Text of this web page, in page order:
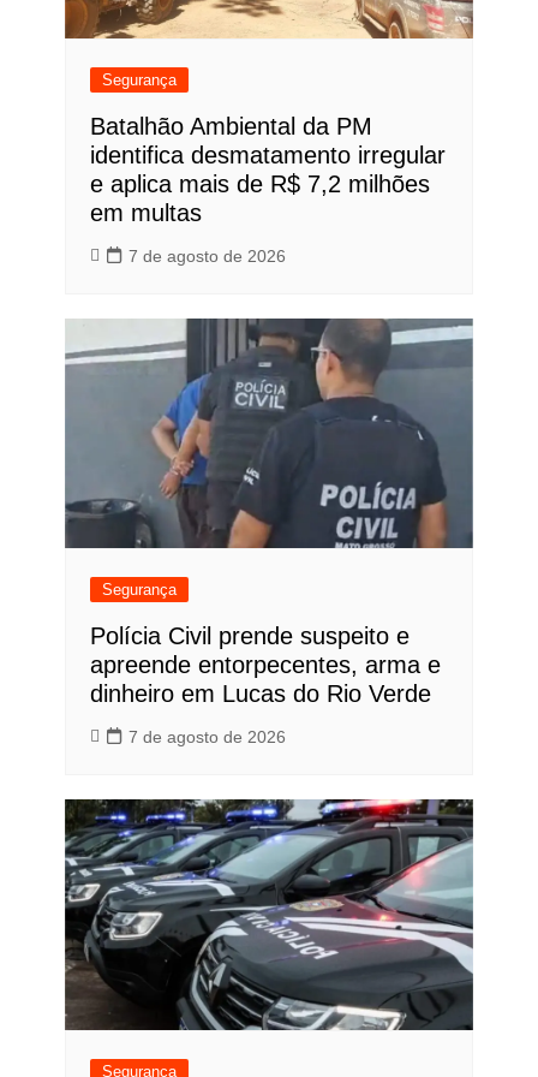
Segurança
Batalhão Ambiental da PM
identifica desmatamento irregular
e aplica mais de R$ 7,2 milhões
em multas
7 de agosto de 2026
Segurança
Polícia Civil prende suspeito e
apreende entorpecentes, arma e
dinheiro em Lucas do Rio Verde
7 de agosto de 2026
Segurança